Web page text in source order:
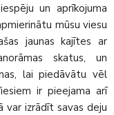
un aprīkojuma
mūsu viesu
jaunas kajītes ar
skatus, un
lai piedāvātu vēl
ir pieejama arī
var izrādīt savas deju